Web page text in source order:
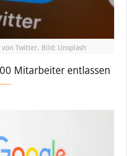
von Twitter, Bild: Unsplash
Mitarbeiter entlassen